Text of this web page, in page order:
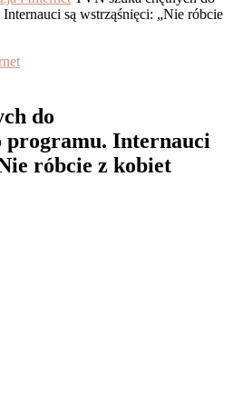
są wstrząśnięci: „Nie róbcie
do
programu. Internauci
róbcie z kobiet